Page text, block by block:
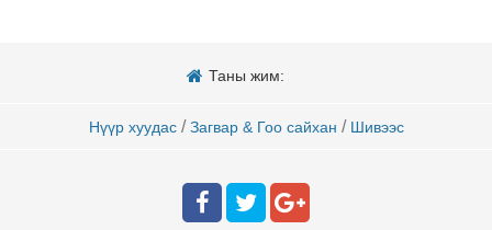
Таны жим:
Нүүр хуудас / Загвар & Гоо сайхан / Шивээс